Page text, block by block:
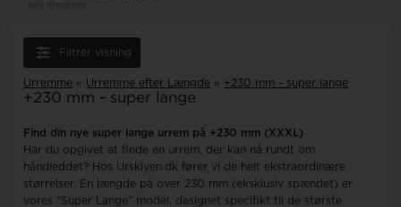
Filtrer visning
Urremme » Urremme efter Længde » +230 mm - super lange
+230 mm - super lange
Find din nye super lange urrem på +230 mm (XXXL)
Har du opgivet at finde en urrem, der kan nå rundt om
håndleddet? Hos Urskiven.dk fører vi de helt ekstraordinære
størrelser. En længde på over 230 mm (eksklusiv spændet) er
vores "Super Lange" model, designet specifikt til de største